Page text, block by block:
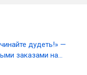
дудеть!» —
заказами на